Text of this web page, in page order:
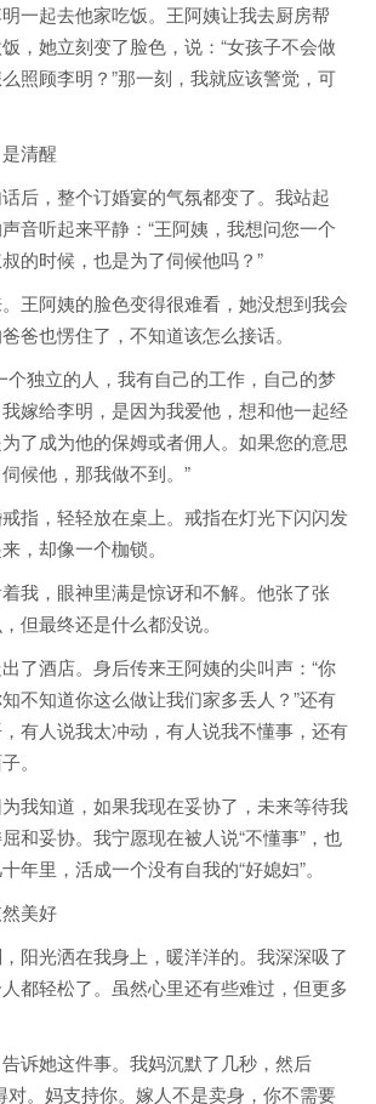
一起去他家吃饭。王阿姨让我去厨房帮
，她立刻变了脸色，说：“女孩子不会做
照顾李明？”那一刻，我就应该警觉，可
清醒
后，整个订婚宴的气氛都变了。我站起
音听起来平静：“王阿姨，我想问您一个
的时候，也是为了伺候他吗？”
王阿姨的脸色变得很难看，她没想到我会
爸也愣住了，不知道该怎么接话。
个独立的人，我有自己的工作，自己的梦
嫁给李明，是因为我爱他，想和他一起经
了成为他的保姆或者佣人。如果您的意思
候他，那我做不到。”
指，轻轻放在桌上。戒指在灯光下闪闪发
，却像一个枷锁。
我，眼神里满是惊讶和不解。他张了张
但最终还是什么都没说。
了酒店。身后传来王阿姨的尖叫声：“你
不知道你这么做让我们家多丢人？”还有
有人说我太冲动，有人说我不懂事，还有
。
我知道，如果我现在妥协了，未来等待我
和妥协。我宁愿现在被人说“不懂事”，也
年里，活成一个没有自我的“好媳妇”。
美好
阳光洒在我身上，暖洋洋的。我深深吸了
都轻松了。虽然心里还有些难过，但更多
诉她这件事。我妈沉默了几秒，然后
对。妈支持你。嫁人不是卖身，你不需要